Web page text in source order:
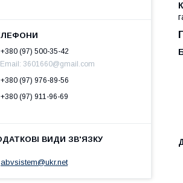
+380 (97) 500-35-42
Email: 3601660@gmail.com
+380 (97) 976-89-56
+380 (97) 911-96-69
abvsistem@ukr.net